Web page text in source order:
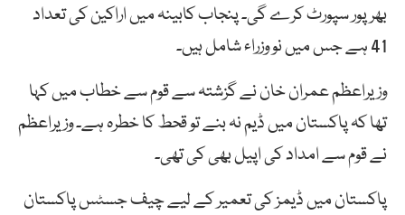
بھرپور سپورٹ کرے گی۔ پنجاب کابینہ میں اراکین کی تعداد
41 ہے جس میں نو وزراء شامل ہیں۔
وزیراعظم عمران خان نے گزشتہ سے قوم سے خطاب میں کہا
تھا کہ پاکستان میں ڈیم نہ بنے تو قحط کا خطرہ ہے۔ وزیراعظم
نے قوم سے امداد کی اپیل بھی کی تھی۔
پاکستان میں ڈیمز کی تعمیر کے لیے چیف جسٹس پاکستان